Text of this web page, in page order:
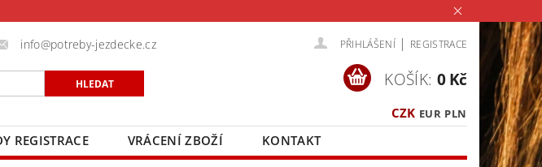
info@potreby-jezdecke.cz PŘIHLÁŠENÍ | REGISTRACE
CZK EUR PLN
KOŠÍK: 0 Kč
REGISTRACE VRÁCENÍ ZBOŽÍ
KONTAKT